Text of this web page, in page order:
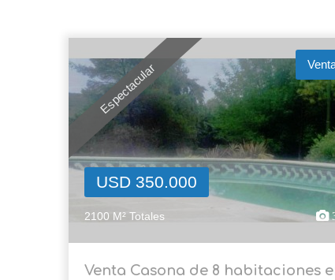
Espectacular
USD 350.000
2100 M² Totales
Venta Casona de 8 habitaciones